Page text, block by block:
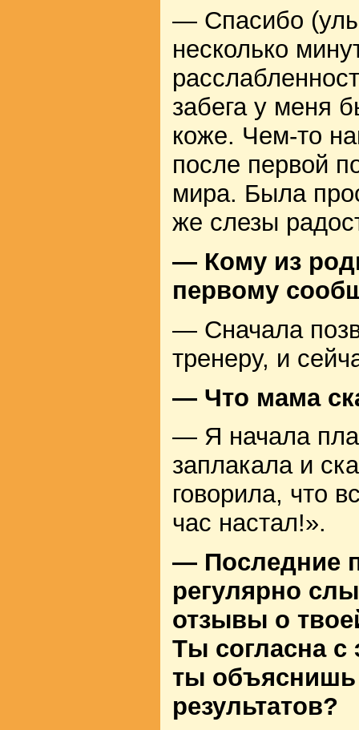
— Спасибо
несколько
забега у меня
коже. Чем-то
после первой
мира. Была
же слезы
— Кому из
первому
— Сначала
тренеру, и
— Что мама
— Я начала
заплакала и
говорила, что
час настал!».
— Последние
регулярно
отзывы о
Ты согласна с
ты
результатов?